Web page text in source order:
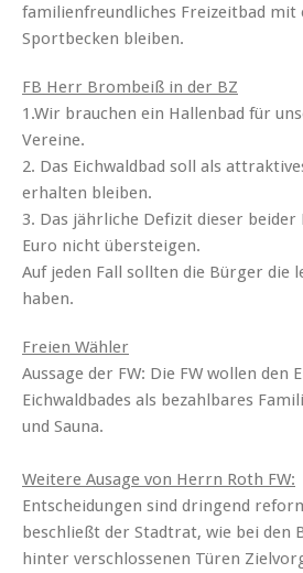
familienfreundliches Freizeitbad mit
Sportbecken bleiben.
FB Herr Brombeiß in der BZ
1.Wir brauchen ein Hallenbad für
Vereine.
2. Das Eichwaldbad soll als
erhalten bleiben.
3. Das jährliche Defizit dieser
Euro nicht übersteigen.
Auf jeden Fall sollten die Bürger die
haben.
Freien Wähler
Aussage der FW: Die FW wollen den
Eichwaldbades als bezahlbares
und Sauna.
Weitere Ausage von Herrn Roth FW:
Entscheidungen sind dringend
beschließt der Stadtrat, wie bei den
hinter verschlossenen Türen